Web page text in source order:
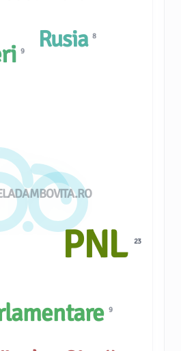
Rusia8
9
PNL23
9